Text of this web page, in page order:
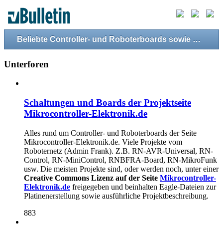
Beliebte Controller- und Roboterboards sowie Mini-Computer
Unterforen
Schaltungen und Boards der Projektseite
Mikrocontroller-Elektronik.de
Alles rund um Controller- und Roboterboards der Seite
Mikrocontroller-Elektronik.de. Viele Projekte vom
Roboternetz (Admin Frank). Z.B. RN-AVR-Universal, RN-
Control, RN-MiniControl, RNBFRA-Board, RN-MikroFunk
usw. Die meisten Projekte sind, oder werden noch, unter einer
Creative Commons Lizenz auf der Seite Mikrocontroller-
Elektronik.de freigegeben und beinhalten Eagle-Dateien zur
Platinenerstellung sowie ausführliche Projektbeschreibung.
883